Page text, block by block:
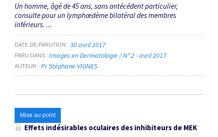
Un homme, âgé de 45 ans, sans antécédent particulier,
consulte pour un lymphœdème bilatéral des membres
inférieurs. ...
DATE DE PARUTION 30 avril 2017
PARU DANS Images en Dermatologie / N° 2 - avril 2017
AUTEUR Pr Stéphane VIGNES
Mise au point
Effets indésirables oculaires des inhibiteurs de MEK